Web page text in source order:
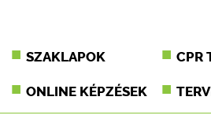
SZAKLAPOK CPR
ONLINE KÉPZÉSEK